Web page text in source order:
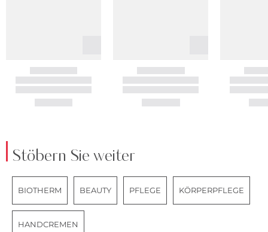
Stöbern Sie weiter
BIOTHERM BEAUTY PFLEGE KÖRPERPFLEGE
HANDCREMEN